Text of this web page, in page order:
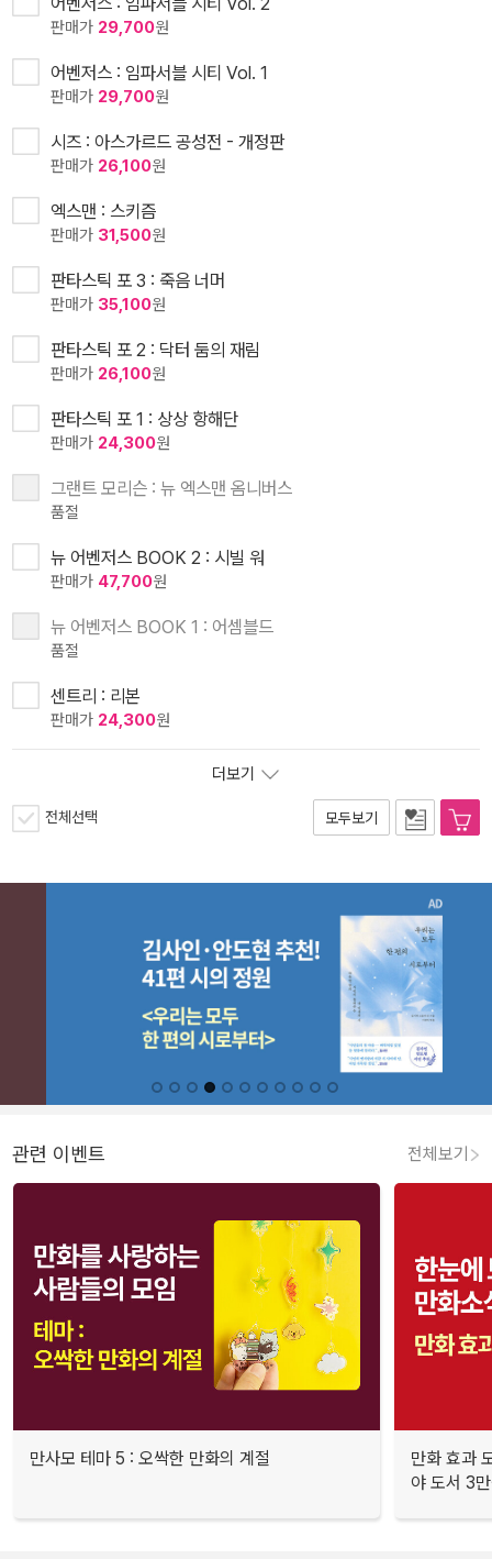
판매가 29,700원
어벤저스 : 임파서블 시티 Vol. 1
판매가 29,700원
시즈 : 아스가르드 공성전 - 개정판
판매가 26,100원
엑스맨 : 스키즘
판매가 31,500원
판타스틱 포 3 : 죽음 너머
판매가 35,100원
판타스틱 포 2 : 닥터 둠의 재림
판매가 26,100원
판타스틱 포 1 : 상상 항해단
판매가 24,300원
그랜트 모리슨 : 뉴 엑스맨 옴니버스
품절
뉴 어벤저스 BOOK 2 : 시빌 워
판매가 47,700원
뉴 어벤저스 BOOK 1 : 어셈블드
품절
센트리 : 리본
판매가 24,300원
더보기
전체선택 모두보기
관련 이벤트 전체보기
만사모 테마 5 : 오싹한 만화의 계절
만화 효과
야 도서 3